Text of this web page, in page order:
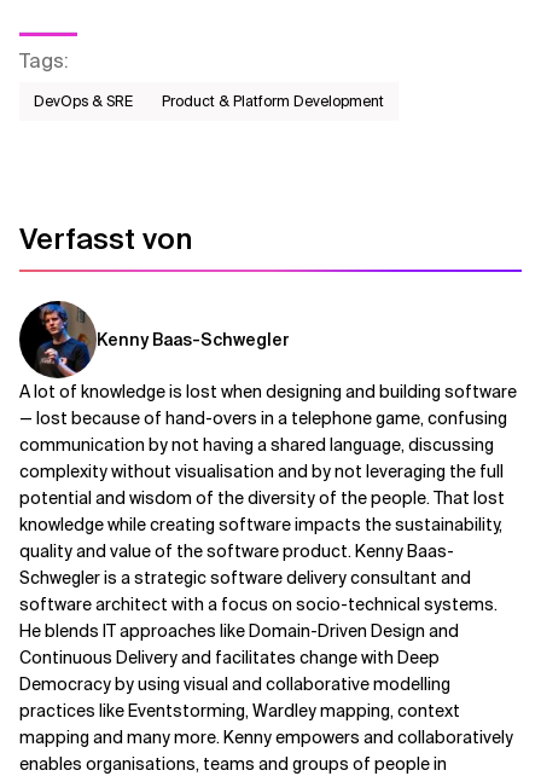
Tags:
DevOps & SRE Product & Platform Development
Verfasst von
Kenny Baas-Schwegler
A lot of knowledge is lost when designing and building software
— lost because of hand-overs in a telephone game, confusing
communication by not having a shared language, discussing
complexity without visualisation and by not leveraging the full
potential and wisdom of the diversity of the people. That lost
knowledge while creating software impacts the sustainability,
quality and value of the software product. Kenny Baas-
Schwegler is a strategic software delivery consultant and
software architect with a focus on socio-technical systems.
He blends IT approaches like Domain-Driven Design and
Continuous Delivery and facilitates change with Deep
Democracy by using visual and collaborative modelling
practices like Eventstorming, Wardley mapping, context
mapping and many more. Kenny empowers and collaboratively
enables organisations, teams and groups of people in